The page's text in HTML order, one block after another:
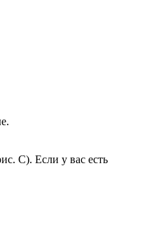
C). Если у вас есть